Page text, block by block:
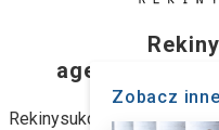
agencja
Rekinysukcesu.pl Sp. z
Zobacz